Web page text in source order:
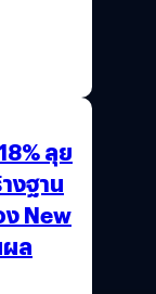
ลุย
งฐาน
New
ล